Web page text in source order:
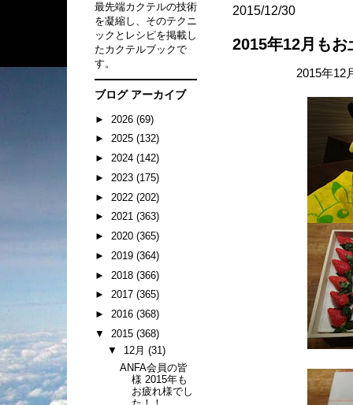
2015/12/30
2015年12月も
2015年12
最先端カクテルの技術
を凝縮し、そのテクニ
ックとレシピを掲載し
たカクテルブックで
す。
ブログ アーカイブ
► 2026 (69)
► 2025 (132)
► 2024 (142)
► 2023 (175)
► 2022 (202)
► 2021 (363)
► 2020 (365)
► 2019 (364)
► 2018 (366)
► 2017 (365)
► 2016 (368)
▼ 2015 (368)
▼ 12月 (31)
ANFA会員の皆
様 2015年も
お疲れ様でし